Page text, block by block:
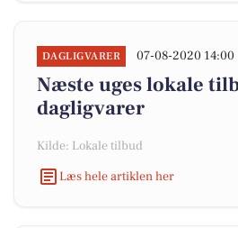
DAGLIGVARER 07-08-2020 14:00
Næste uges lokale
dagligvarer
Kilde: Lokale tilbud
Læs hele artiklen her